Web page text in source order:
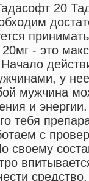
20
- это
у
мужчина
и
тебя
с
своему